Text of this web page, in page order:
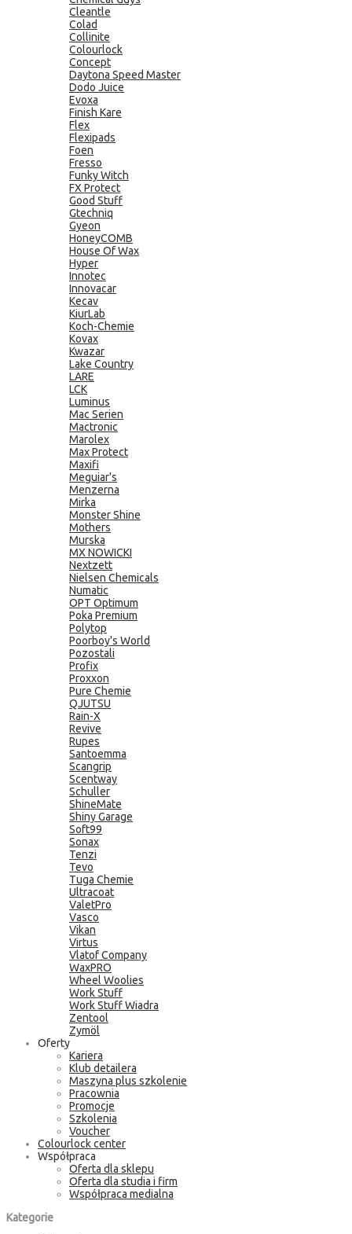
Cleantle
Colad
Collinite
Colourlock
Concept
Daytona Speed Master
Dodo Juice
Evoxa
Finish Kare
Flex
Flexipads
Foen
Fresso
Funky Witch
FX Protect
Good Stuff
Gtechniq
Gyeon
HoneyCOMB
House Of Wax
Hyper
Innotec
Innovacar
Kecav
KiurLab
Koch-Chemie
Kovax
Kwazar
Lake Country
LARE
LCK
Luminus
Mac Serien
Mactronic
Marolex
Max Protect
Maxifi
Meguiar's
Menzerna
Mirka
Monster Shine
Mothers
Murska
MX NOWICKI
Nextzett
Nielsen Chemicals
Numatic
OPT Optimum
Poka Premium
Polytop
Poorboy's World
Pozostali
Profix
Proxxon
Pure Chemie
QJUTSU
Rain-X
Revive
Rupes
Santoemma
Scangrip
Scentway
Schuller
ShineMate
Shiny Garage
Soft99
Sonax
Tenzi
Tevo
Tuga Chemie
Ultracoat
ValetPro
Vasco
Vikan
Virtus
Vlatof Company
WaxPRO
Wheel Woolies
Work Stuff
Work Stuff Wiadra
Zentool
Zymöl
Oferty
Kariera
Klub detailera
Maszyna plus szkolenie
Pracownia
Promocje
Szkolenia
Voucher
Colourlock center
Współpraca
Oferta dla sklepu
Oferta dla studia i firm
Współpraca medialna
Kategorie